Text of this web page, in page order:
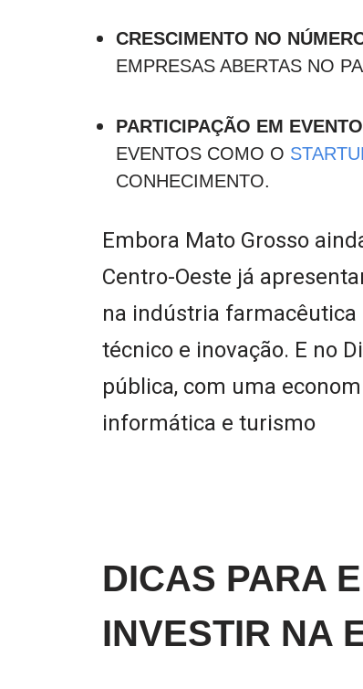
CRESCIMENTO NO
EMPRESAS ABERTAS NO
PARTICIPAÇÃO EM
EVENTOS COMO O
CONHECIMENTO.
Embora Mato Grosso
Centro-Oeste já
na indústria
técnico e inovação. E no
pública, com uma
informática e turismo
DICAS PARA
INVESTIR NA